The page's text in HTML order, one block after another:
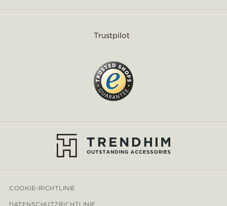
Trustpilot
COOKIE-RICHTLINIE
DATENSCHUTZRICHTLINIE